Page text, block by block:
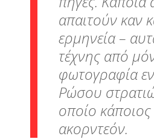
απαιτούν καν
ερμηνεία –
τέχνης από
φωτογραφία
Ρώσου
οποίο
ακορντεόν.